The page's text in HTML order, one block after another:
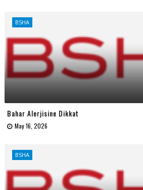
BSHA
Bahar Alerjisine Dikkat
May 16, 2026
BSHA